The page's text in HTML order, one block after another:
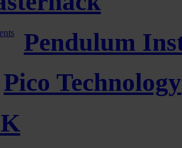
Pendulum
Pico Technology